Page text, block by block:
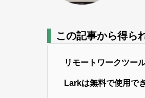
この記事から得ら
リモートワークツー
Larkは無料で使用で